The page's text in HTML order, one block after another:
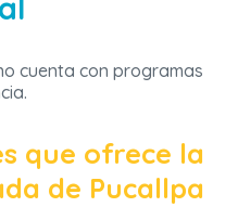
cuenta con programas
que ofrece la
de Pucallpa